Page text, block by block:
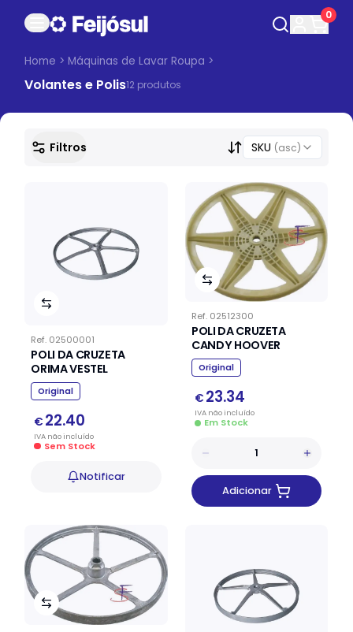
0
Home >Máquinas de Lavar Roupa >
Volantes e Polis12 produtos
Filtros SKU (asc)
Ref. 02500001
POLI DA CRUZETA
ORIMA VESTEL
Original
€ 22.40
IVA nãoincluído
Sem Stock
Notificar
Ref. 02512300
POLI DA CRUZETA
CANDY HOOVER
Original
€ 23.34
IVA nãoincluído
Em Stock
Adicionar